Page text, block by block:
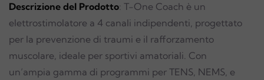
Descrizione del Prodotto: T-One Coach è un
elettrostimolatore a 4 canali indipendenti, progettato
per la prevenzione di traumi e il rafforzamento
muscolare, ideale per sportivi amatoriali. Con
un’ampia gamma di programmi per TENS, NEMS, e